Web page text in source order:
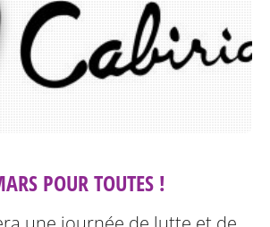
POUR TOUTES !